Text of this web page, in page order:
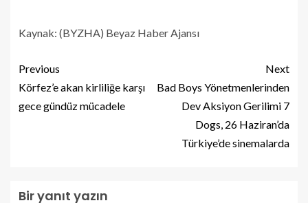
Kaynak: (BYZHA) Beyaz Haber Ajansı
Previous
Körfez’e akan kirliliğe karşı
gece gündüz mücadele
Next
Bad Boys Yönetmenlerinden
Dev Aksiyon Gerilimi 7
Dogs, 26 Haziran’da
Türkiye’de sinemalarda
Bir yanıt yazın